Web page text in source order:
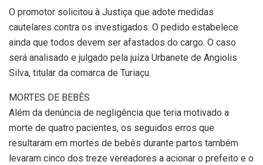
O promotor solicitou à Justiça que adote medidas
cautelares contra os investigados. O pedido estabelece
ainda que todos devem ser afastados do cargo. O caso
será analisado e julgado pela juíza Urbanete de Angiolis
Silva, titular da comarca de Turiaçu.
MORTES DE BEBÊS
Além da denúncia de negligência que teria motivado a
morte de quatro pacientes, os seguidos erros que
resultaram em mortes de bebês durante partos também
levaram cinco dos treze vereadores a acionar o prefeito e o